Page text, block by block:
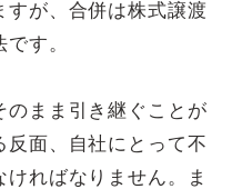
が、合併は株式譲渡
す。
のまま引き継ぐことが
反面、自社にとって不
ればなりません。ま